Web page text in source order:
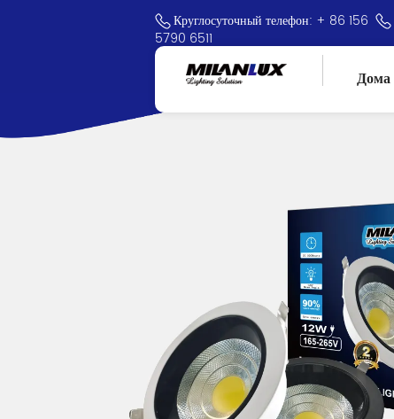
Круглосуточный телефон: + 86 156
5790 6511
Дома